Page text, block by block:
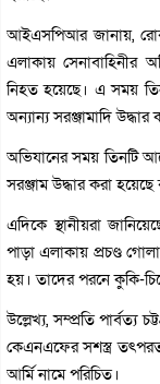
আইএসপিআর জানায়,
এলাকায় সেনাবাহিনীর
নিহত হয়েছে। এ সময়
অন্যান্য সরঞ্জামাদি উদ্ধার
অভিযানের সময় তিনটি
সরঞ্জাম উদ্ধার করা
এদিকে স্থানীয়রা
পাড়া এলাকায় প্রচণ্ড
হয়। তাদের পরনে কুকি-
উল্লেখ্য, সম্প্রতি পার্বত্য
কেএনএফের সশস্ত্র
আর্মি নামে পরিচিত।